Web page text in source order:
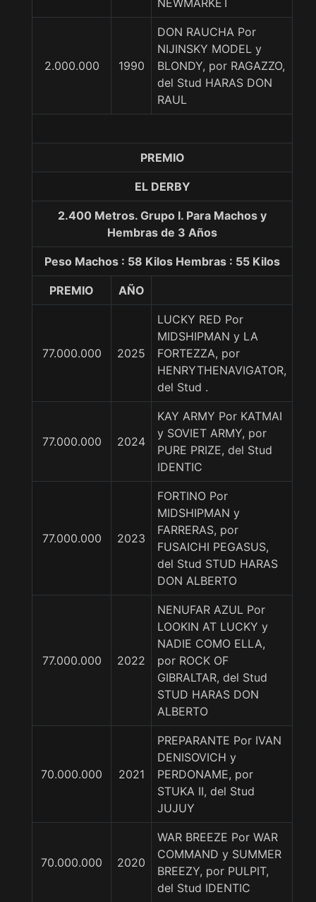
NEWMARKET
2.000.000 1990
DON RAUCHA Por
NIJINSKY MODEL y
BLONDY, por RAGAZZO,
del Stud HARAS DON
RAUL
PREMIO
EL DERBY
2.400 Metros. Grupo I. Para Machos y
Hembras de 3 Años
Peso Machos : 58 Kilos Hembras : 55 Kilos
PREMIO AÑO
77.000.000 2025
LUCKY RED Por
MIDSHIPMAN y LA
FORTEZZA, por
HENRYTHENAVIGATOR,
del Stud .
77.000.000 2024
KAY ARMY Por KATMAI
y SOVIET ARMY, por
PURE PRIZE, del Stud
IDENTIC
77.000.000 2023
FORTINO Por
MIDSHIPMAN y
FARRERAS, por
FUSAICHI PEGASUS,
del Stud STUD HARAS
DON ALBERTO
77.000.000 2022
NENUFAR AZUL Por
LOOKIN AT LUCKY y
NADIE COMO ELLA,
por ROCK OF
GIBRALTAR, del Stud
STUD HARAS DON
ALBERTO
70.000.000 2021
PREPARANTE Por IVAN
DENISOVICH y
PERDONAME, por
STUKA II, del Stud
JUJUY
70.000.000 2020
WAR BREEZE Por WAR
COMMAND y SUMMER
BREEZY, por PULPIT,
del Stud IDENTIC